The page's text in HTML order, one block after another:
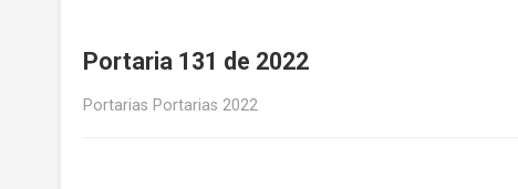
Portaria 131 de 2022
Portarias Portarias 2022